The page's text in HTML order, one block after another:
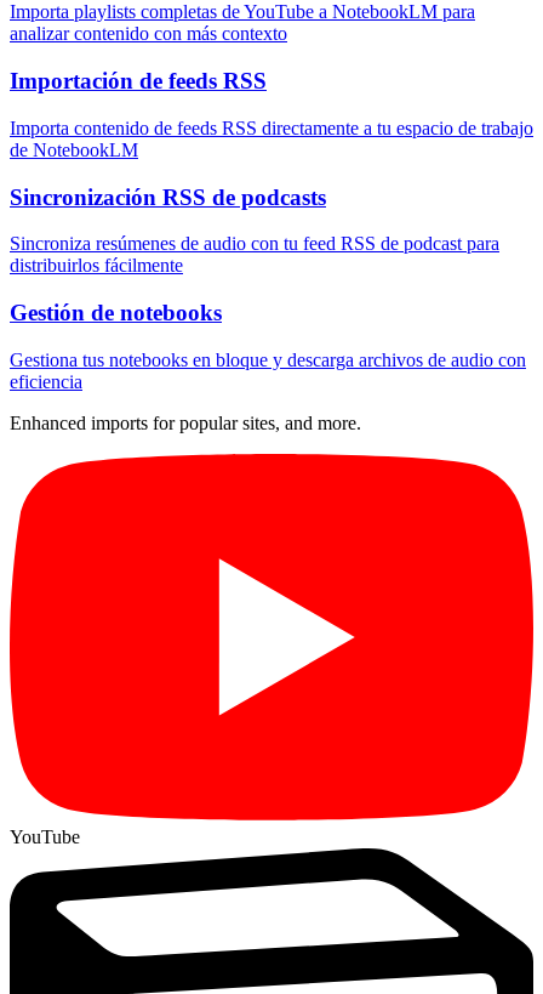
Importa playlists completas de YouTube a NotebookLM para
analizar contenido con más contexto
Importación de feeds RSS
Importa contenido de feeds RSS directamente a tu espacio de trabajo
de NotebookLM
Sincronización RSS de podcasts
Sincroniza resúmenes de audio con tu feed RSS de podcast para
distribuirlos fácilmente
Gestión de notebooks
Gestiona tus notebooks en bloque y descarga archivos de audio con
eficiencia
Enhanced imports for popular sites, and more.
YouTube